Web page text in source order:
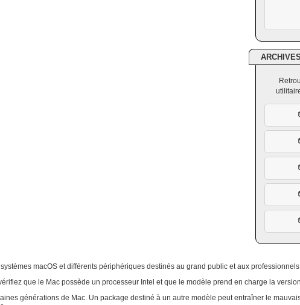
macOS et différents périphériques destinés au grand public et aux
que le Mac possède un processeur Intel et que le modèle prend en charge la
générations de Mac. Un package destiné à un autre modèle peut entraîner le